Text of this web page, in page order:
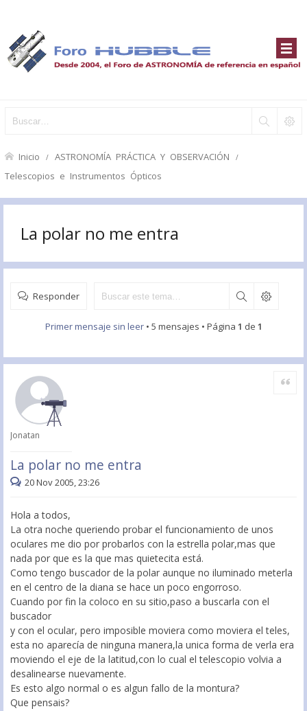
Inicio ASTRONOMÍA PRÁCTICA Y OBSERVACIÓN
Telescopios e Instrumentos Ópticos
La polar no me entra
Responder
Primer mensaje sin leer• 5 mensajes • Página 1 de 1
Jonatan
La polar no me entra
Citar
20 Nov 2005, 23:26
Hola a todos,
La otra noche queriendo probar el funcionamiento de unos
oculares me dio por probarlos con la estrella polar,mas que
nada por que es la que mas quietecita está.
Como tengo buscador de la polar aunque no iluminado meterla
en el centro de la diana se hace un poco engorroso.
Cuando por fin la coloco en su sitio,paso a buscarla con el
buscador
y con el ocular, pero imposible moviera como moviera el teles,
esta no aparecía de ninguna manera,la unica forma de verla era
moviendo el eje de la latitud,con lo cual el telescopio volvia a
desalinearse nuevamente.
Es esto algo normal o es algun fallo de la montura?
Que pensais?